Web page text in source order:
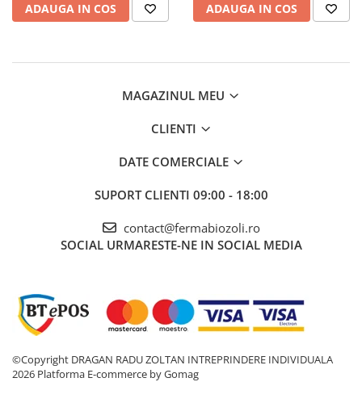
ADAUGA IN COS ADAUGA IN COS
MAGAZINUL MEU
CLIENTI
DATE COMERCIALE
SUPORT CLIENTI 09:00 - 18:00
contact@fermabiozoli.ro
SOCIAL URMARESTE-NE IN SOCIAL MEDIA
©Copyright DRAGAN RADU ZOLTAN INTREPRINDERE INDIVIDUALA
2026 Platforma E-commerce by Gomag